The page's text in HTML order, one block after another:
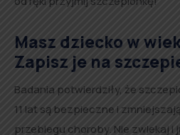
Masz dziecko w
Zapisz je na
Badania potwierdziły, że
11 lat są bezpieczne i
przebiegu choroby. Nie zwlekaj i